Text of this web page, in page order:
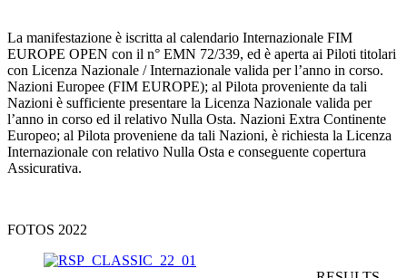
La manifestazione è iscritta al calendario Internazionale FIM
EUROPE OPEN con il n° EMN 72/339, ed è aperta ai Piloti titolari
con Licenza Nazionale / Internazionale valida per l’anno in corso.
Nazioni Europee (FIM EUROPE); al Pilota proveniente da tali
Nazioni è sufficiente presentare la Licenza Nazionale valida per
l’anno in corso ed il relativo Nulla Osta. Nazioni Extra Continente
Europeo; al Pilota proveniene da tali Nazioni, è richiesta la Licenza
Internazionale con relativo Nulla Osta e conseguente copertura
Assicurativa.
FOTOS 2022